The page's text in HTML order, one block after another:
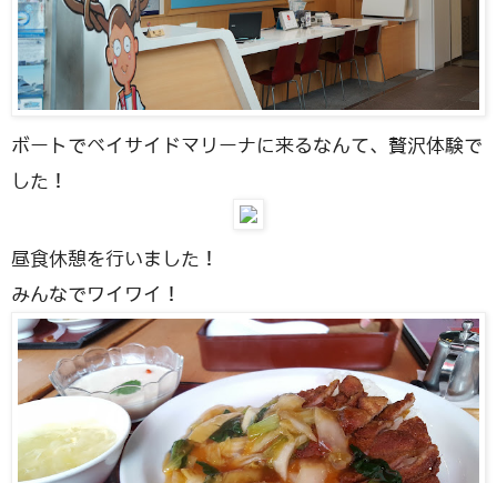
ボートでベイサイドマリーナに来るなんて、贅沢体験で
した！
昼食休憩を行いました！
みんなでワイワイ！